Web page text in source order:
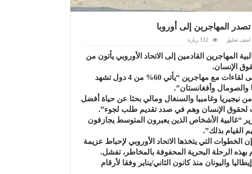
اضف تعليق 332 زيارة
القادمين إلى الاتحاد الأوروبي يأتون من
وقالت المنظمة في تقرير نشرته استنادا إلى لقاءات مع مهاجرين “يأتي 60% من 4 دول تشهد
والصومال وأفغانستان”.
نيجيريا وغامبيا والسنغال ومالي بحثا عن حياة أفضل
لحقوق الإنسان وهم في صدد تقديم طلب لجوء”.
“غالبية الأشخاص الذين يعبرون المتوسط يجازفون
القيام بذلك”.
التي يتخذها الاتحاد الأوروبي لإحباط عزيمة
إلى إيطاليا واليونان منذ كانون الثاني/يناير وفقا لأرقام